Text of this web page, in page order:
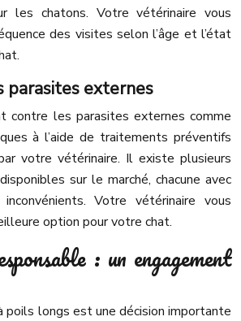
les chatons. Votre vétérinaire vous
des visites selon l’âge et l’état
parasites externes
contre les parasites externes comme
à l’aide de traitements préventifs
votre vétérinaire. Il existe plusieurs
sur le marché, chacune avec
Votre vétérinaire vous
option pour votre chat.
: un engagement
poils longs est une décision importante